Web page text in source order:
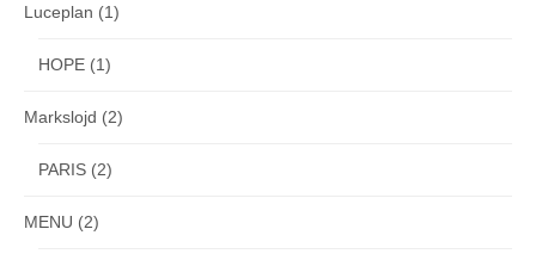
Luceplan (1)
HOPE (1)
Markslojd (2)
PARIS (2)
MENU (2)